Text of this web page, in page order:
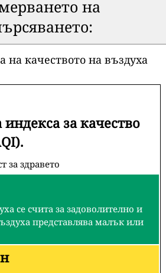
на
на качеството на въздуха
за качество
за здравето
се счита за задоволително и
представлява малък или